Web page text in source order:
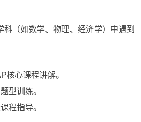
科（如数学、物理、经济学）中遇到
核心课程讲解。
型训练。
程指导。